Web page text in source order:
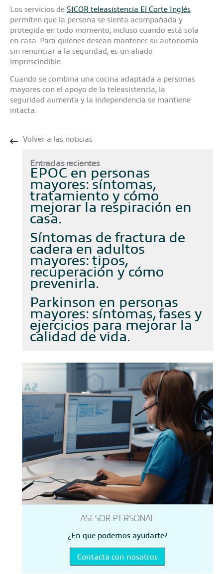
Los servicios de SICOR teleasistencia El Corte Inglés
permiten que la persona se sienta acompañada y
protegida en todo momento, incluso cuando está sola
en casa. Para quienes desean mantener su autonomía
sin renunciar a la seguridad, es un aliado
imprescindible.
Cuando se combina una cocina adaptada a personas
mayores con el apoyo de la teleasistencia, la
seguridad aumenta y la independencia se mantiene
intacta.
Volver a las noticias
Entradas recientes
EPOC en personas
mayores: síntomas,
tratamiento y cómo
mejorar la respiración en
casa
Síntomas de fractura de
cadera en adultos
mayores: tipos,
recuperación y cómo
prevenirla
Parkinson en personas
mayores: síntomas, fases y
ejercicios para mejorar la
calidad de vida
ASESOR PERSONAL
¿En que podemos ayudarte?
Contacta con nosotros